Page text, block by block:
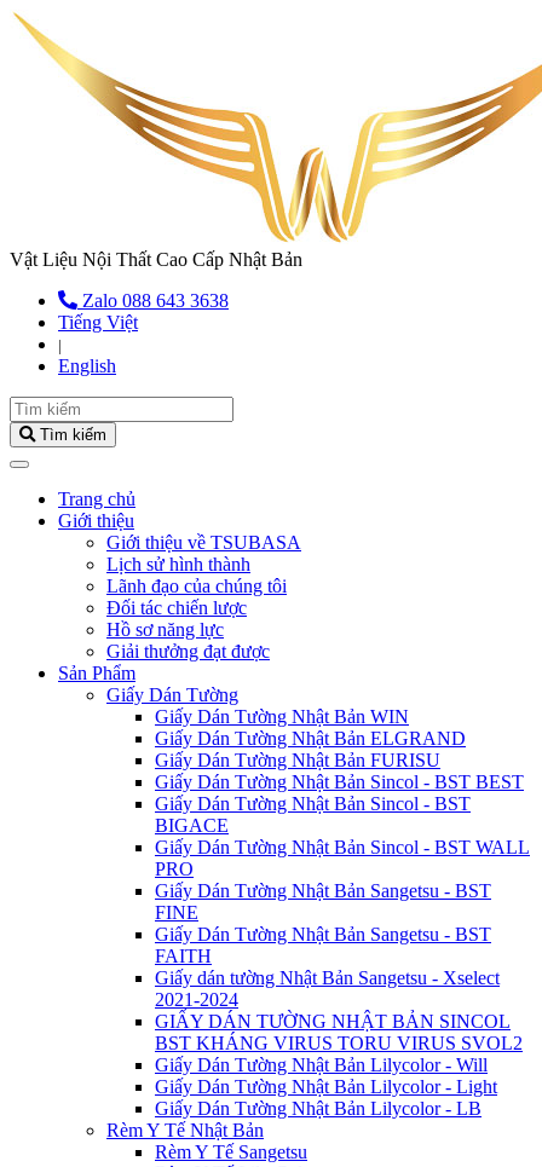
Vật Liệu Nội Thất Cao Cấp Nhật Bản
Zalo 088 643 3638
Tiếng Việt
|
English
Tìm kiếm
Trang chủ
Giới thiệu
Giới thiệu về TSUBASA
Lịch sử hình thành
Lãnh đạo của chúng tôi
Đối tác chiến lược
Hồ sơ năng lực
Giải thưởng đạt được
Sản Phẩm
Giấy Dán Tường
Giấy Dán Tường Nhật Bản WIN
Giấy Dán Tường Nhật Bản ELGRAND
Giấy Dán Tường Nhật Bản FURISU
Giấy Dán Tường Nhật Bản Sincol - BST BEST
Giấy Dán Tường Nhật Bản Sincol - BST
BIGACE
Giấy Dán Tường Nhật Bản Sincol - BST WALL
PRO
Giấy Dán Tường Nhật Bản Sangetsu - BST
FINE
Giấy Dán Tường Nhật Bản Sangetsu - BST
FAITH
Giấy dán tường Nhật Bản Sangetsu - Xselect
2021-2024
GIẤY DÁN TƯỜNG NHẬT BẢN SINCOL
BST KHÁNG VIRUS TORU VIRUS SVOL2
Giấy Dán Tường Nhật Bản Lilycolor - Will
Giấy Dán Tường Nhật Bản Lilycolor - Light
Giấy Dán Tường Nhật Bản Lilycolor - LB
Rèm Y Tế Nhật Bản
Rèm Y Tế Sangetsu